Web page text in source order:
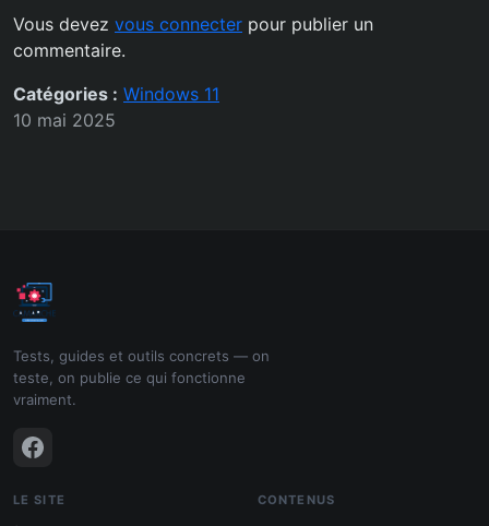
Vous devez vous connecter pour publier un
commentaire.
Catégories : Windows 11
10 mai 2025
Tests, guides et outils concrets — on
teste, on publie ce qui fonctionne
vraiment.
LE SITE CONTENUS